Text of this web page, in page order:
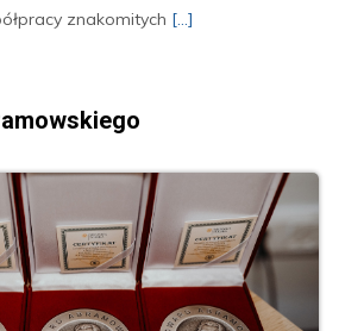
znakomitych [...]